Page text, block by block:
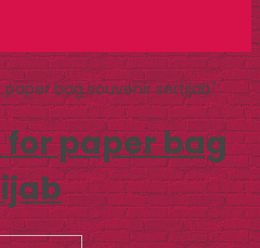
bag souvenir sertijab"
paper bag